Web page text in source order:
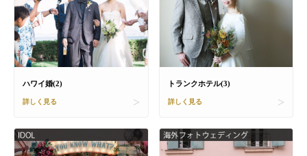
ハワイ婚(2)
詳しく見る
トランクホテル(3)
詳しく見る